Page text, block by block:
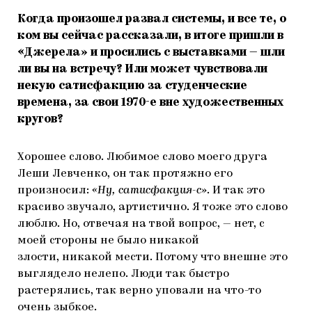
Когда произошел развал системы, и все те, о
ком вы сейчас рассказали, в итоге пришли в
«Джерела» и просились с выставками — шли
ли вы на встречу? Или может чувствовали
некую сатисфакцию за студенческие
времена, за свои 1970-е вне художественных
кругов?
Хорошее слово. Любимое слово моего друга
Леши Левченко, он так протяжно его
произносил: «Ну, сатисфакция-с». И так это
красиво звучало, артистично. Я тоже это слово
люблю. Но, отвечая на твой вопрос, — нет, с
моей стороны не было никакой
злости, никакой мести. Потому что внешне это
выглядело нелепо. Люди так быстро
растерялись, так верно уповали на что-то
очень зыбкое.